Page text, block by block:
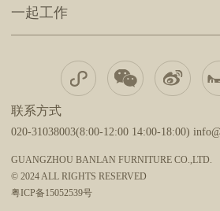
一起工作
联系方式
020-31038003(8:00-12:00 14:00-18:00)
GUANGZHOU BANLAN FURNITURE CO.,LTD.
© 2024 ALL RIGHTS RESERVED
粤ICP备15052539号